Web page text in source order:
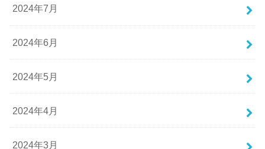
2024年7月
2024年6月
2024年5月
2024年4月
2024年3月